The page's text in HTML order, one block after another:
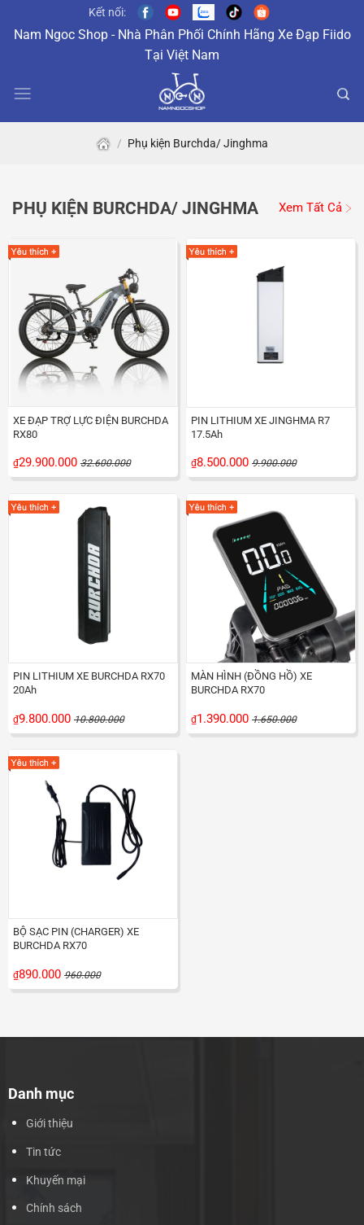
Kết nối:
Nam Ngoc Shop - Nhà Phân Phối Chính Hãng Xe Đạp Fiido
Tại Việt Nam
/ Phụ kiện Burchda/ Jinghma
PHỤ KIỆN BURCHDA/ JINGHMA Xem Tất Cả
XE ĐẠP TRỢ LỰC ĐIỆN BURCHDA
RX80
₫29.900.000 32.600.000
PIN LITHIUM XE JINGHMA R7
17.5Ah
₫8.500.000 9.900.000
PIN LITHIUM XE BURCHDA RX70
20Ah
₫9.800.000 10.800.000
MÀN HÌNH (ĐỒNG HỒ) XE
BURCHDA RX70
₫1.390.000 1.650.000
BỘ SẠC PIN (CHARGER) XE
BURCHDA RX70
₫890.000 960.000
Danh mục
Giới thiệu
Tin tức
Khuyến mại
Chính sách